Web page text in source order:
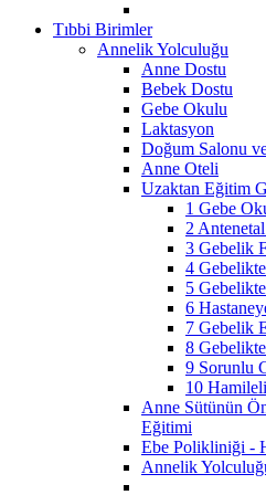
Tıbbi Birimler
Annelik Yolculuğu
Anne Dostu
Bebek Dostu
Gebe Okulu
Laktasyon
Doğum Salonu
Anne Oteli
Uzaktan Eğitim
1 Gebe
2
3 Gebelik
4
5
6
7 Gebelik
8
9 Sorunlu
10
Anne Sütünün
Eğitimi
Ebe Polikliniği -
Annelik